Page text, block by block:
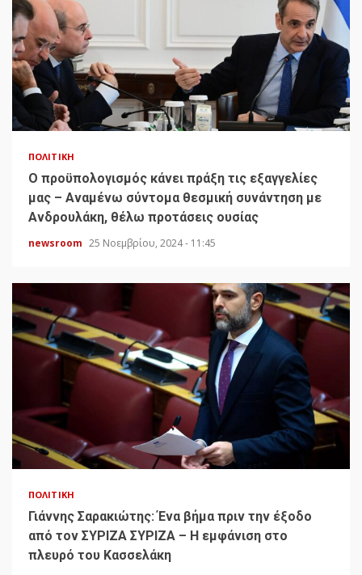
ΠΟΛΙΤΙΚΉ
Ο προϋπολογισμός κάνει πράξη τις εξαγγελίες
μας – Αναμένω σύντομα θεσμική συνάντηση με
Ανδρουλάκη, θέλω προτάσεις ουσίας
newsroom 25 Νοεμβρίου, 2024 - 11:45
ΠΟΛΙΤΙΚΉ
Γιάννης Σαρακιώτης: Ένα βήμα πριν την έξοδο
από τον ΣΥΡΙΖΑ ΣΥΡΙΖΑ – Η εμφάνιση στο
πλευρό του Κασσελάκη